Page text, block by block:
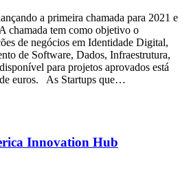
a primeira chamada para 2021 e
chamada tem como objetivo o
de negócios em Identidade Digital,
de Software, Dados, Infraestrutura,
para projetos aprovados está
euros. As Startups que…
Innovation Hub